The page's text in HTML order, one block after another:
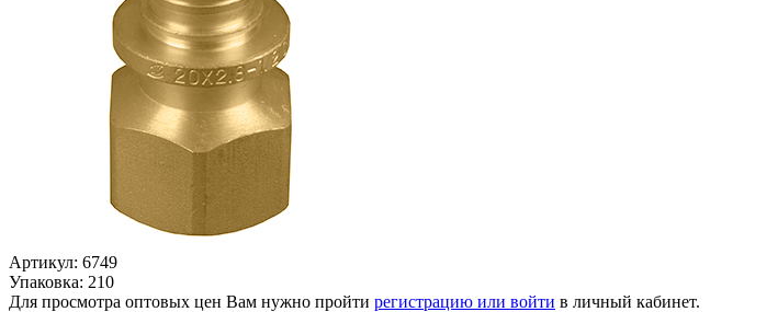
Артикул: 6749
Упаковка: 210
Для просмотра оптовых цен Вам нужно пройти регистрацию или войти в личный кабинет.